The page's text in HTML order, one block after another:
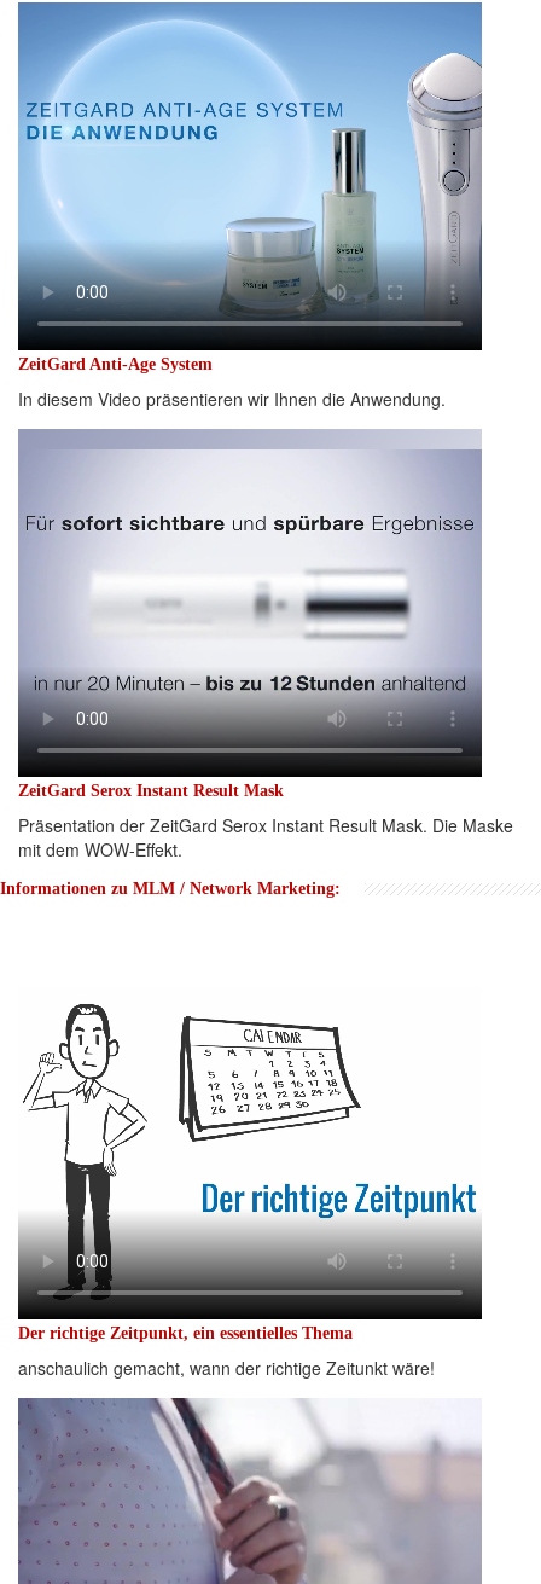
ZeitGard Anti-Age System
In diesem Video präsentieren wir Ihnen die Anwendung.
ZeitGard Serox Instant Result Mask
Präsentation der ZeitGard Serox Instant Result Mask. Die Maske
mit dem WOW-Effekt.
Informationen zu MLM / Network Marketing:
Der richtige Zeitpunkt, ein essentielles Thema
anschaulich gemacht, wann der richtige Zeitunkt wäre!